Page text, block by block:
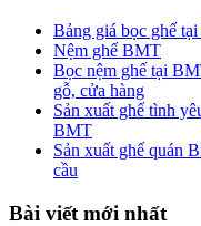
Bảng giá bọc ghế
Nệm ghế BMT
Bọc nệm ghế tại
gỗ, cửa hàng
Sản xuất ghế tình
BMT
Sản xuất ghế quán
cầu
Bài viết mới nhất